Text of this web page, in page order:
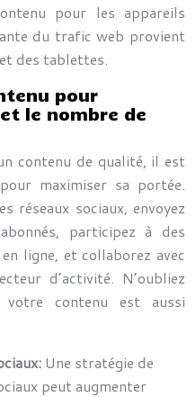
pour les appareils
du trafic web provient
des tablettes.
pour
le nombre de
contenu de qualité, il est
maximiser sa portée.
réseaux sociaux, envoyez
participez à des
ligne, et collaborez avec
d’activité. N’oubliez
contenu est aussi
Une stratégie de
peut augmenter